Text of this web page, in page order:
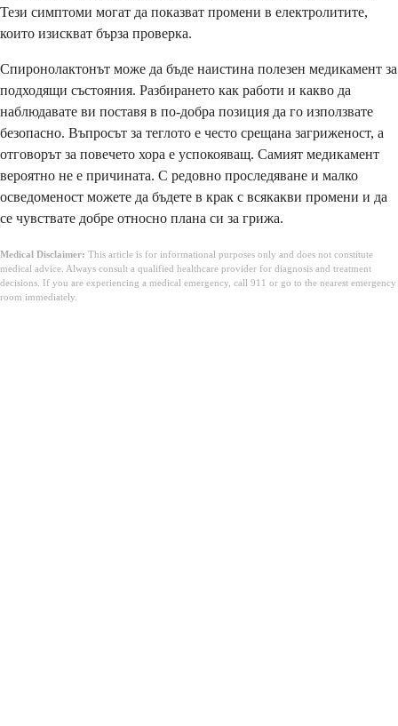
Тези симптоми могат да показват промени в електролитите,
които изискват бърза проверка.
Спиронолактонът може да бъде наистина полезен медикамент за
подходящи състояния. Разбирането как работи и какво да
наблюдавате ви поставя в по-добра позиция да го използвате
безопасно. Въпросът за теглото е често срещана загриженост, а
отговорът за повечето хора е успокояващ. Самият медикамент
вероятно не е причината. С редовно проследяване и малко
осведоменост можете да бъдете в крак с всякакви промени и да
се чувствате добре относно плана си за грижа.
Medical Disclaimer: This article is for informational purposes only and does not constitute
medical advice. Always consult a qualified healthcare provider for diagnosis and treatment
decisions. If you are experiencing a medical emergency, call 911 or go to the nearest emergency
room immediately.